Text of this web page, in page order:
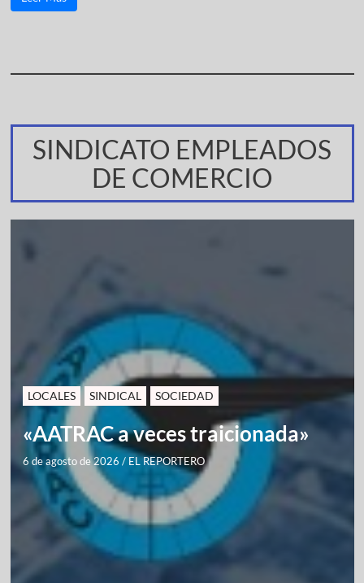
SINDICATO EMPLEADOS
DE COMERCIO
LOCALES SINDICAL SOCIEDAD
«AATRAC a veces traicionada»
6 de agosto de 2026 / EL REPORTERO